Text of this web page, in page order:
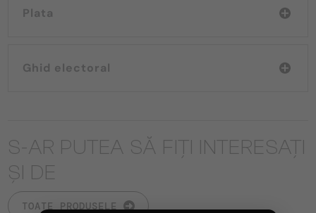
Plata
Ghid electoral
S-AR PUTEA SĂ FIȚI INTERESAȚI
ȘI DE
TOATE PRODUSELE